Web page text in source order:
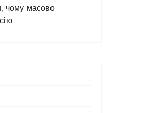
чому масово